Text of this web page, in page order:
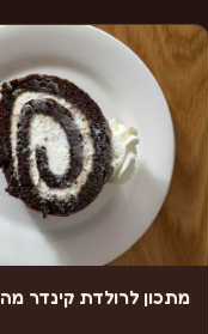
מתכון לרולדת קינדר